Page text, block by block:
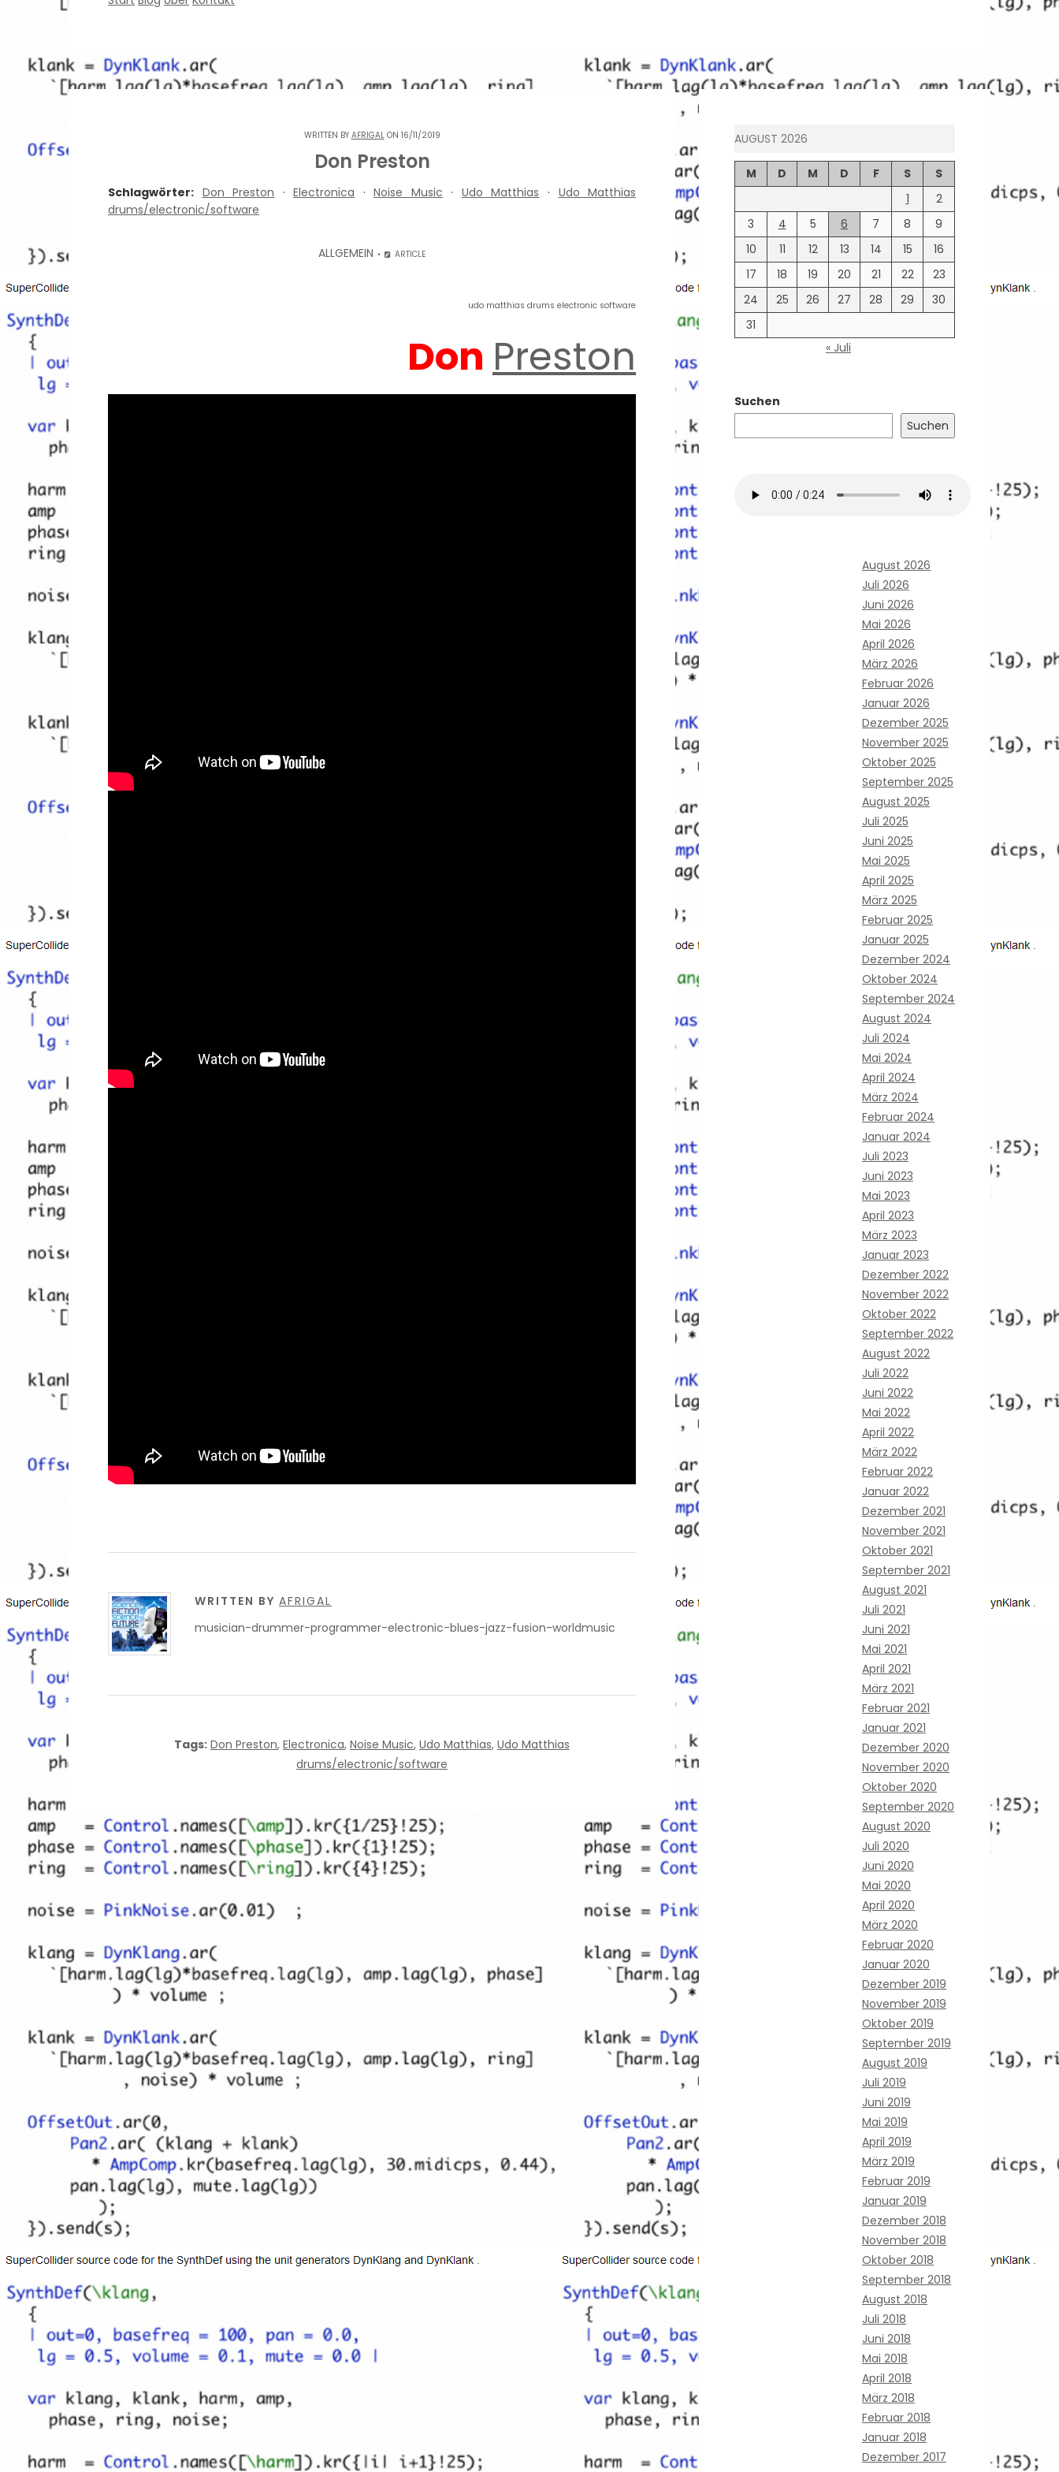
WRITTEN BY AFRIGALON 16/11/2019
Don Preston
Schlagwörter: Don Preston ·Electronica ·Noise Music · Udo Matthias · Udo Matthias
drums/electronic/software
ALLGEMEIN ARTICLE
udo matthias drums electronic software
Don Preston
WRITTEN BY AFRIGAL
musician-drummer-programmer-electronic-blues-jazz-fusion-worldmusic
Tags: Don Preston, Electronica, Noise Music, Udo Matthias, Udo Matthias
drums/electronic/software
AUGUST 2026
M D M D F S
S
1
2
3
4 5 6 7 8
9
10
11 12 13 14 15
16
17
18 19 20 21 22
23
24
25 26 27 28 29
30
31
« Juli
Suchen
Suchen
August 2026
Juli 2026
Juni 2026
Mai 2026
April 2026
März 2026
Februar 2026
Januar 2026
Dezember 2025
November 2025
Oktober 2025
September 2025
August 2025
Juli 2025
Juni 2025
Mai 2025
April 2025
März 2025
Februar 2025
Januar 2025
Dezember 2024
Oktober 2024
September 2024
August 2024
Juli 2024
Mai 2024
April 2024
März 2024
Februar 2024
Januar 2024
Juli 2023
Juni 2023
Mai 2023
April 2023
März 2023
Januar 2023
Dezember 2022
November 2022
Oktober 2022
September 2022
August 2022
Juli 2022
Juni 2022
Mai 2022
April 2022
März 2022
Februar 2022
Januar 2022
Dezember 2021
November 2021
Oktober 2021
September 2021
August 2021
Juli 2021
Juni 2021
Mai 2021
April 2021
März 2021
Februar 2021
Januar 2021
Dezember 2020
November 2020
Oktober 2020
September 2020
August 2020
Juli 2020
Juni 2020
Mai 2020
April 2020
März 2020
Februar 2020
Januar 2020
Dezember 2019
November 2019
Oktober 2019
September 2019
August 2019
Juli 2019
Juni 2019
Mai 2019
April 2019
März 2019
Februar 2019
Januar 2019
Dezember 2018
November 2018
Oktober 2018
September 2018
August 2018
Juli 2018
Juni 2018
Mai 2018
April 2018
März 2018
Februar 2018
Januar 2018
Dezember 2017